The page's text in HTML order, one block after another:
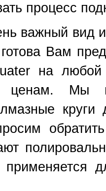
процесс
важный вид
Вам
на
Мы
круги
применяется